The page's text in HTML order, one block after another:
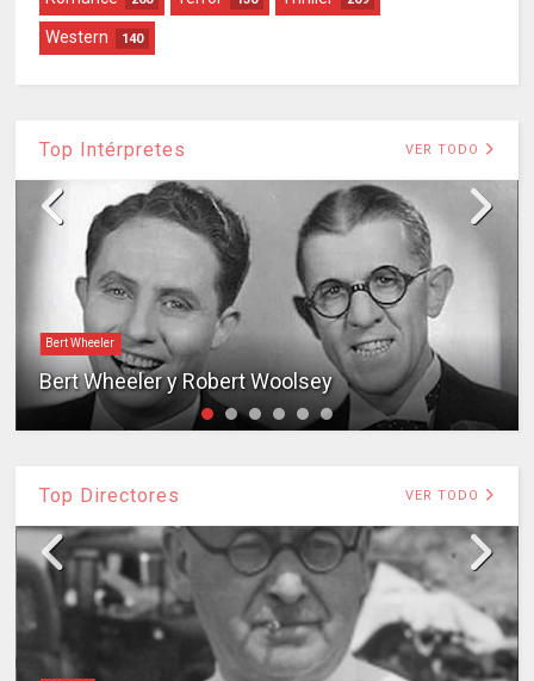
Western 140
Top Intérpretes VER TODO
Bert Wheeler
Bert Wheeler y Robert Woolsey
Top Directores VER TODO